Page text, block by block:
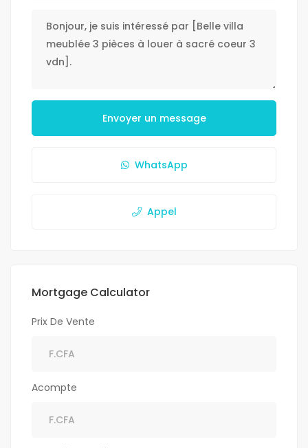
Envoyer un message
WhatsApp
Appel
Mortgage Calculator
Prix De Vente
Acompte